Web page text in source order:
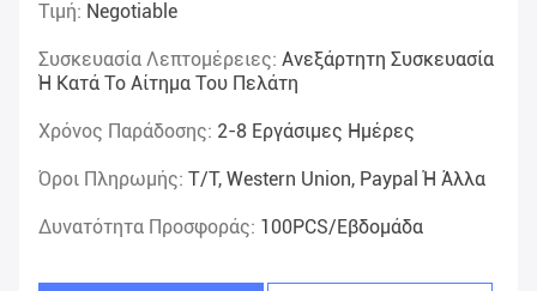
Τιμή: Negotiable
Συσκευασία Λεπτομέρειες: Ανεξάρτητη Συσκευασία
Ή Κατά Το Αίτημα Του Πελάτη
Χρόνος Παράδοσης: 2-8 Εργάσιμες Ημέρες
Όροι Πληρωμής: T/T, Western Union, Paypal Ή Άλλα
Δυνατότητα Προσφοράς: 100PCS/Εβδομάδα